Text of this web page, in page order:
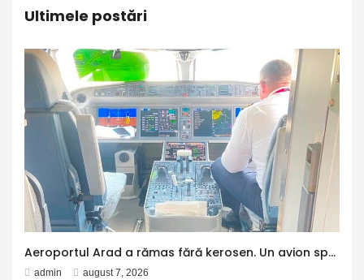
Ultimele postări
Aeroportul Arad a rămas fără kerosen. Un avion spre Antalya a făcut escală la Otopeni pentru alimentare
admin august 7, 2026